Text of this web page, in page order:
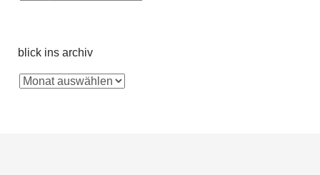
blick ins archiv